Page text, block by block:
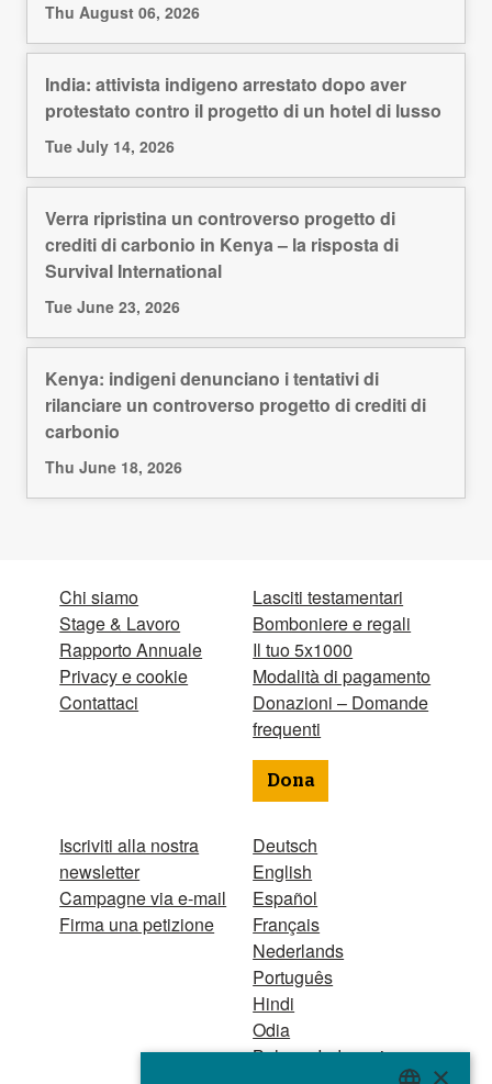
Thu August 06, 2026
India: attivista indigeno arrestato dopo aver
protestato contro il progetto di un hotel di lusso
Tue July 14, 2026
Verra ripristina un controverso progetto di
crediti di carbonio in Kenya – la risposta di
Survival International
Tue June 23, 2026
Kenya: indigeni denunciano i tentativi di
rilanciare un controverso progetto di crediti di
carbonio
Thu June 18, 2026
Chi siamo
Stage & Lavoro
Rapporto Annuale
Privacy e cookie
Contattaci
Iscriviti alla nostra
newsletter
Campagne via e-mail
Firma una petizione
Lasciti testamentari
Bomboniere e regali
Il tuo 5x1000
Modalità di pagamento
Donazioni – Domande
frequenti
Dona
Deutsch
English
Español
Français
Nederlands
Português
Hindi
Odia
Bahasa Indonesia
×